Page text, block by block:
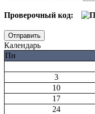
Проверочный код:
Календарь
Пн
3
10
17
24